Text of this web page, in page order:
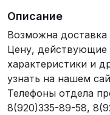
Описание
Возможна
Цену, действующие
характеристики и
узнать на нашем
Телефоны отдела
8(920)335-89-58,